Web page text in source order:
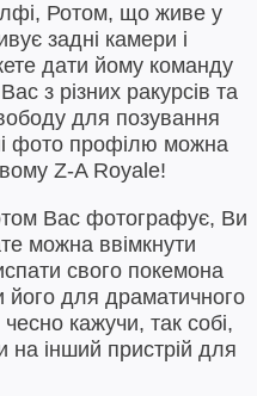
Ротом, що живе у
задні камери і
дати йому команду
з різних ракурсів та
для позування
фото профілю можна
Z-A Royale!
Вас фотографує, Ви
можна ввімкнути
свого покемона
його для драматичного
кажучи, так собі,
на інший пристрій для